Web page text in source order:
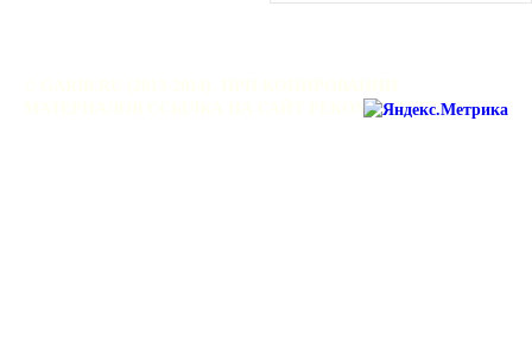
МАТЕРИАЛОВ ССЫЛКА НА САЙТ РЕКОМЕНДУЕТСЯ.